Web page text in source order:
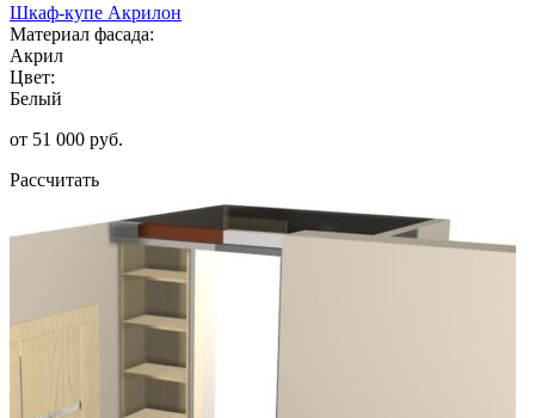
Шкаф-купе Акрилон
Материал фасада:
Акрил
Цвет:
Белый
от 51 000 руб.
Рассчитать